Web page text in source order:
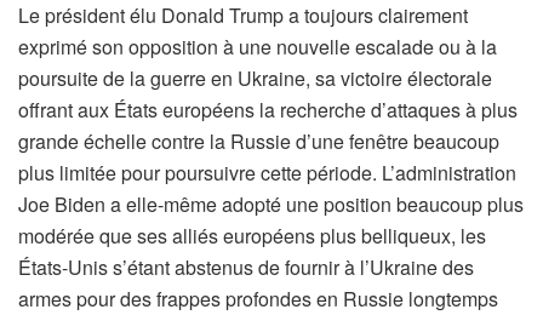
Le président élu Donald Trump a toujours clairement
exprimé son opposition à une nouvelle escalade ou à la
poursuite de la guerre en Ukraine, sa victoire électorale
offrant aux États européens la recherche d’attaques à plus
grande échelle contre la Russie d’une fenêtre beaucoup
plus limitée pour poursuivre cette période. L’administration
Joe Biden a elle-même adopté une position beaucoup plus
modérée que ses alliés européens plus belliqueux, les
États-Unis s’étant abstenus de fournir à l’Ukraine des
armes pour des frappes profondes en Russie longtemps